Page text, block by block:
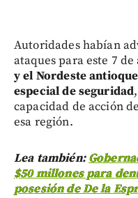
Autoridades habían
ataques para este 7 de
y el Nordeste
especial de seguridad
capacidad de acción
esa región.
Lea también:
$50 millones para
posesión de De la